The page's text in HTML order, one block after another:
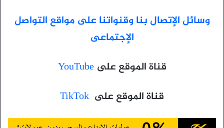
وسائل الإتصال بنا وقنواتنا على مواقع التواصل
الإجتماعى
قناة الموقع علىYouTube
قناة الموقع على TikTok